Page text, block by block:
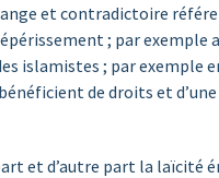
et contradictoire
; par
islamistes ; par exemple
de droits et
et d’autre part la laïcité